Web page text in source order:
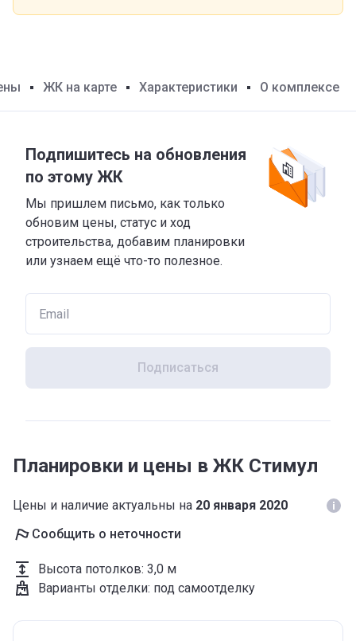
ЖК на карте Характеристики О комплексе
Подпишитесь на обновления
по этому ЖК
Мы пришлем письмо, как только
обновим цены, статус и ход
строительства, добавим планировки
или узнаем ещё что-то полезное.
Подписаться
Планировки и цены в ЖК Стимул
Цены и наличие актуальны на 20 января 2020
Сообщить о неточности
Высота потолков: 3,0 м
Варианты отделки: под самоотделку